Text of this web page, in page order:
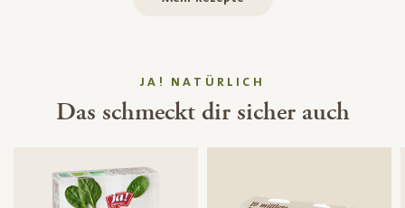
JA! NATÜRLICH
Das schmeckt dir sicher auch